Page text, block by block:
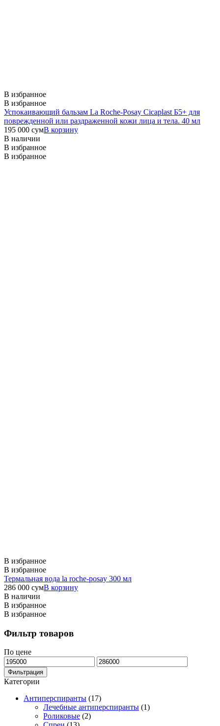
В избранное
В избранное
Успокаивающий бальзам La Roche-Posay Cicaplast Б5+ для
поврежденной или раздраженной кожи лица и тела. 40 мл
195 000 сумВ корзину
В наличии
В избранное
В избранное
В избранное
В избранное
Термальная вода la roche-posay 300 мл
286 000 сумВ корзину
В наличии
В избранное
В избранное
Фильтр товаров
По цене
Минимальная
цена
Максимальная
цена
Фильтрация
Категории
Антиперспиранты (17)
Лечебные антиперспиранты (1)
Роликовые (2)